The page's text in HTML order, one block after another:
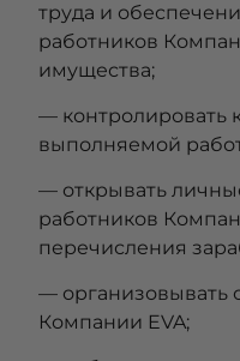
труда и
работников
имущества;
— контролировать
выполняемой
— открывать
работников
перечисления
— организовывать
Компании EVA;